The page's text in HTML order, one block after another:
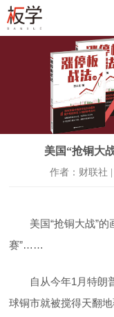
美国“抢铜大
作者：财联社 |
美国“抢铜大战”的
赛”……
自从今年1月特朗普
球铜市就被搅得天翻